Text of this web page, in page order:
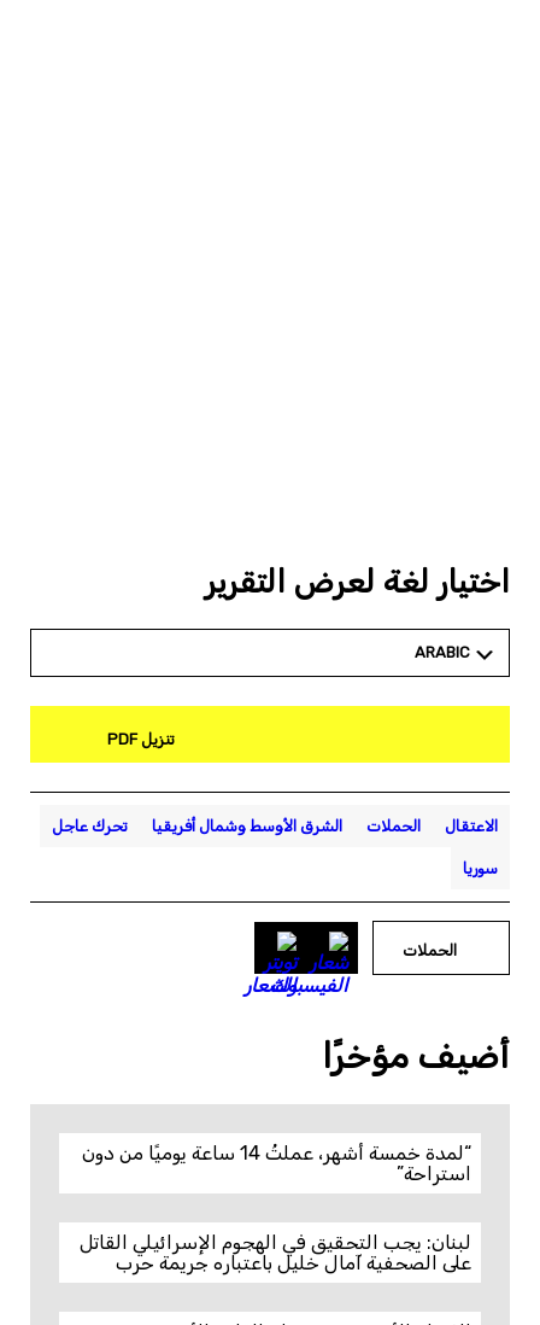
اختيار لغة لعرض التقرير
ARABIC
تنزيل PDF
الاعتقال الحملات الشرق الأوسط وشمال أفريقيا تحرك عاجل
سوريا
الحملات
أضيف مؤخرًا
“لمدة خمسة أشهر، عملتُ 14 ساعة يوميًا من دون
استراحة”
لبنان: يجب التحقيق في الهجوم الإسرائيلي القاتل
على الصحفية آمال خليل باعتباره جريمة حرب